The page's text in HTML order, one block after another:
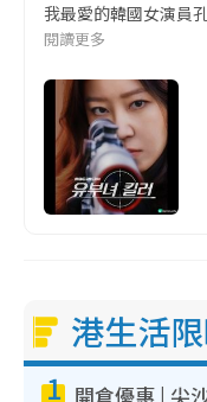
我最愛的韓國女演員
閱讀更多
港生活
1